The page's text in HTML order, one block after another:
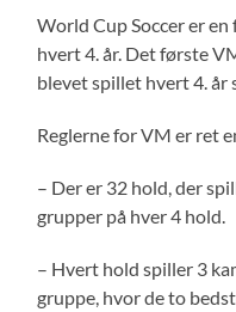
World Cup Soccer er
hvert 4. år. Det første
blevet spillet hvert 4. år
Reglerne for VM er ret
– Der er 32 hold, der
grupper på hver 4 hold.
– Hvert hold spiller 3
gruppe, hvor de to